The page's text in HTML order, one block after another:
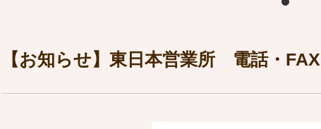
【お知らせ】東日本営業所 電話・